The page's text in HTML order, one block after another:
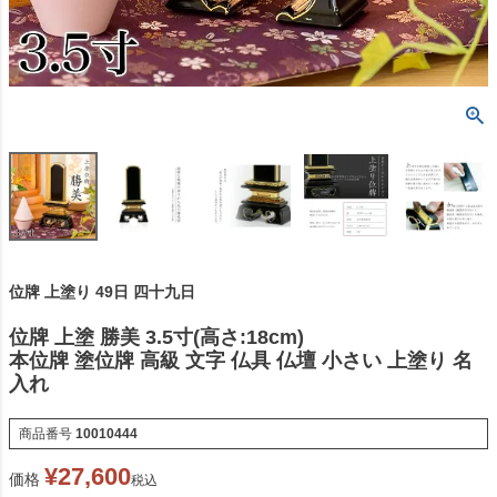
位牌 上塗り 49日 四十九日
位牌 上塗 勝美 3.5寸(高さ:18cm)
本位牌 塗位牌 高級 文字 仏具 仏壇 小さい 上塗り 名
入れ
商品番号 10010444
価格 ¥27,600税込